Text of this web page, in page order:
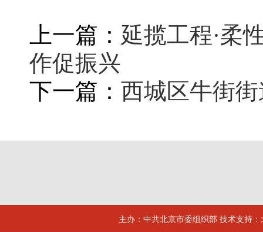
上一篇： 延揽工程·柔
作促振兴
下一篇： 西城区牛街
主办：中共北京市委组织部 技术支持